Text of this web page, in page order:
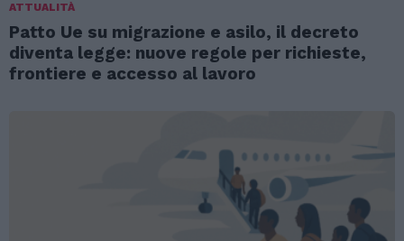
ATTUALITÀ
Patto Ue su migrazione e asilo, il decreto
diventa legge: nuove regole per richieste,
frontiere e accesso al lavoro